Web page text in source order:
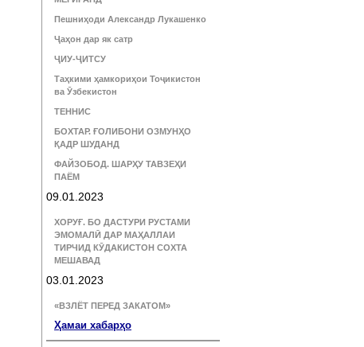
Пешниҳоди Александр Лукашенко
Ҷаҳон дар як сатр
ҶИУ-ҶИТСУ
Таҳкими ҳамкориҳои Тоҷикистон
ва Ӯзбекистон
ТЕННИС
БОХТАР. ҒОЛИБОНИ ОЗМУНҲО
ҚАДР ШУДАНД
ФАЙЗОБОД. ШАРҲУ ТАВЗЕҲИ
ПАЁМ
09.01.2023
ХОРУҒ. БО ДАСТУРИ РУСТАМИ
ЭМОМАЛӢ ДАР МАҲАЛЛАИ
ТИРЧИД КӮДАКИСТОН СОХТА
МЕШАВАД
03.01.2023
«ВЗЛЁТ ПЕРЕД ЗАКАТОМ»
Ҳамаи хабарҳо